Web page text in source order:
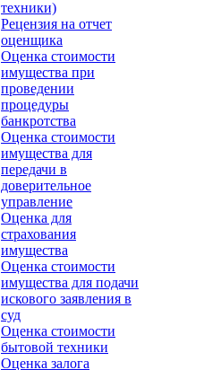
техники)
Рецензия на отчет
оценщика
Оценка стоимости
имущества при
проведении
процедуры
банкротства
Оценка стоимости
имущества для
передачи в
доверительное
управление
Оценка для
страхования
имущества
Оценка стоимости
имущества для подачи
искового заявления в
суд
Оценка стоимости
бытовой техники
Оценка залога